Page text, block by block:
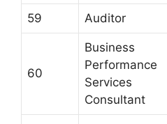
59 Auditor
60
Business
Performance
Services
Consultant